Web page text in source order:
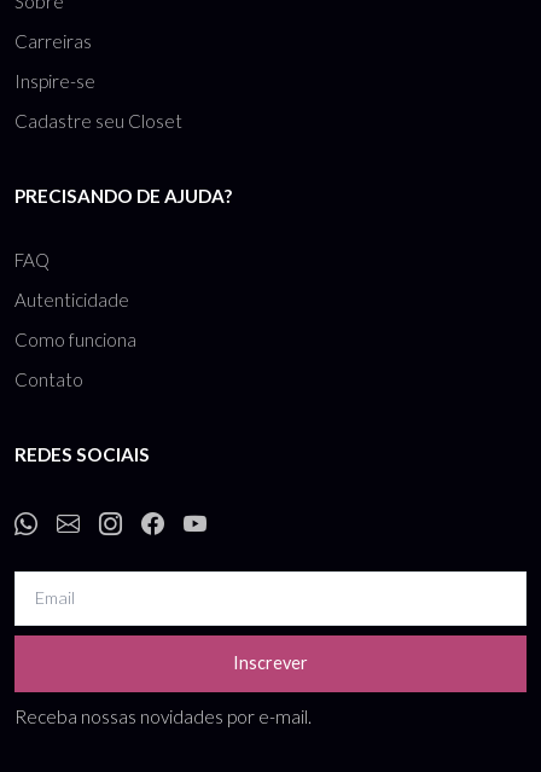
Carreiras
Inspire-se
Cadastre seu Closet
PRECISANDO DE AJUDA?
FAQ
Autenticidade
Como funciona
Contato
REDES SOCIAIS
Inscrever
Receba nossas novidades por e-mail.